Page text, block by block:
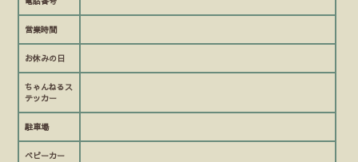
営業時間
お休みの日
ちゃんねるス
テッカー
駐車場
ベビーカー